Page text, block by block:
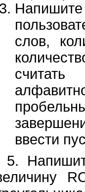
слов,
считать
ввести
5.